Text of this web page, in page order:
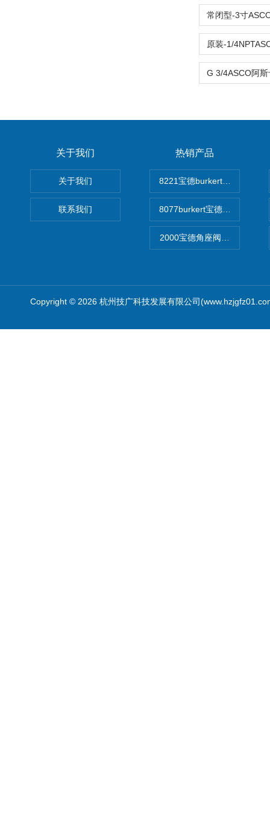
关于我们
关于我们
联系我们
热销产品
8221宝德burkert电导率探头
8077burkert宝德椭圆齿轮脉
2000宝德角座阀德国宝帝
Copyright © 2026 杭州技广科技发展有限公司